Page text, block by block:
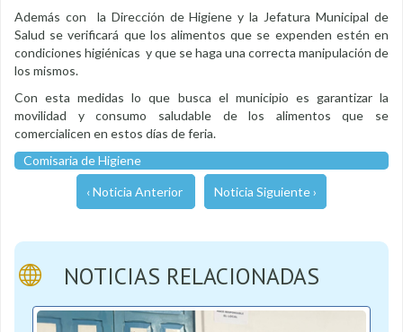
Además con la Dirección de Higiene y la Jefatura Municipal de
Salud se verificará que los alimentos que se expenden estén en
condiciones higiénicas y que se haga una correcta manipulación de
los mismos.
Con esta medidas lo que busca el municipio es garantizar la
movilidad y consumo saludable de los alimentos que se
comercialicen en estos días de feria.
Comisaria de Higiene
‹ Noticia Anterior Noticia Siguiente ›
NOTICIAS RELACIONADAS